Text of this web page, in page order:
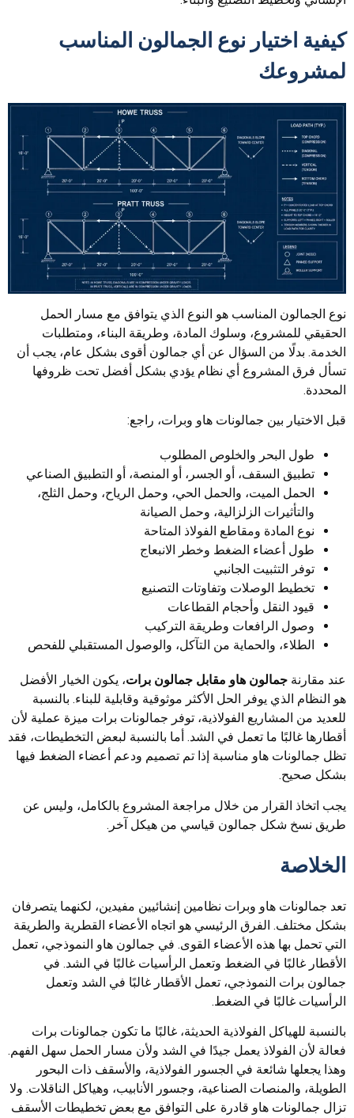
كيفية اختيار نوع الجمالون المناسب
لمشروعك
نوع الجمالون المناسب هو النوع الذي يتوافق مع مسار الحمل
الحقيقي للمشروع، وسلوك المادة، وطريقة البناء، ومتطلبات
الخدمة. بدلًا من السؤال عن أي جمالون أقوى بشكل عام، يجب أن
تسأل فرق المشروع أي نظام يؤدي بشكل أفضل تحت ظروفها
المحددة.
قبل الاختيار بين جمالونات هاو وبرات، راجع:
طول البحر والخلوص المطلوب
تطبيق السقف، أو الجسر، أو المنصة، أو التطبيق الصناعي
الحمل الميت، والحمل الحي، وحمل الرياح، وحمل الثلج،
والتأثيرات الزلزالية، وحمل الصيانة
نوع المادة ومقاطع الفولاذ المتاحة
طول أعضاء الضغط وخطر الانبعاج
توفر التثبيت الجانبي
تخطيط الوصلات وتفاوتات التصنيع
قيود النقل وأحجام القطاعات
وصول الرافعات وطريقة التركيب
الطلاء، والحماية من التآكل، والوصول المستقبلي للفحص
عند مقارنة جمالون هاو مقابل جمالون برات، يكون الخيار الأفضل
هو النظام الذي يوفر الحل الأكثر موثوقية وقابلية للبناء. بالنسبة
للعديد من المشاريع الفولاذية، توفر جمالونات برات ميزة عملية لأن
أقطارها غالبًا ما تعمل في الشد. أما بالنسبة لبعض التخطيطات، فقد
تظل جمالونات هاو مناسبة إذا تم تصميم ودعم أعضاء الضغط فيها
بشكل صحيح.
يجب اتخاذ القرار من خلال مراجعة المشروع بالكامل، وليس عن
طريق نسخ شكل جمالون قياسي من هيكل آخر.
الخلاصة
تعد جمالونات هاو وبرات نظامين إنشائيين مفيدين، لكنهما يتصرفان
بشكل مختلف. الفرق الرئيسي هو اتجاه الأعضاء القطرية والطريقة
التي تحمل بها هذه الأعضاء القوى. في جمالون هاو النموذجي، تعمل
الأقطار غالبًا في الضغط وتعمل الرأسيات غالبًا في الشد. في
جمالون برات النموذجي، تعمل الأقطار غالبًا في الشد وتعمل
الرأسيات غالبًا في الضغط.
بالنسبة للهياكل الفولاذية الحديثة، غالبًا ما تكون جمالونات برات
فعالة لأن الفولاذ يعمل جيدًا في الشد ولأن مسار الحمل سهل الفهم.
وهذا يجعلها شائعة في الجسور الفولاذية، والأسقف ذات البحور
الطويلة، والمنصات الصناعية، وجسور الأنابيب، وهياكل الناقلات. ولا
تزال جمالونات هاو قادرة على التوافق مع بعض تخطيطات الأسقف